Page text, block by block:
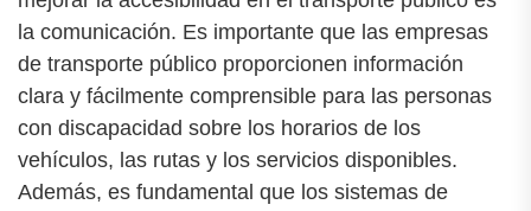
la comunicación. Es importante que las empresas
de transporte público proporcionen información
clara y fácilmente comprensible para las personas
con discapacidad sobre los horarios de los
vehículos, las rutas y los servicios disponibles.
Además, es fundamental que los sistemas de